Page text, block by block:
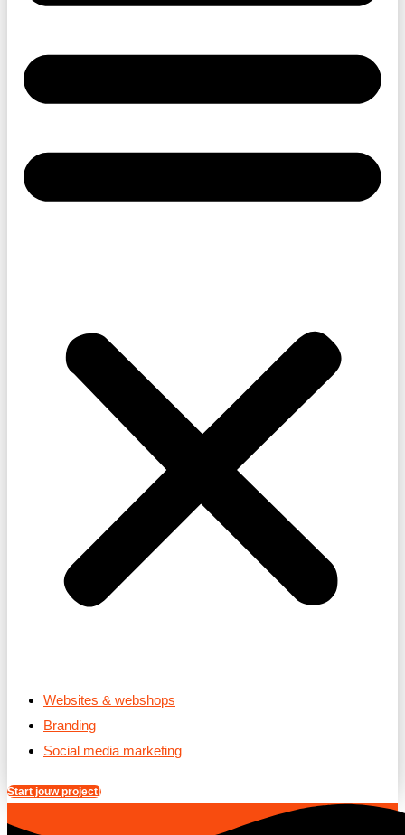
Websites & webshops
Branding
Social media marketing
Start jouw project!